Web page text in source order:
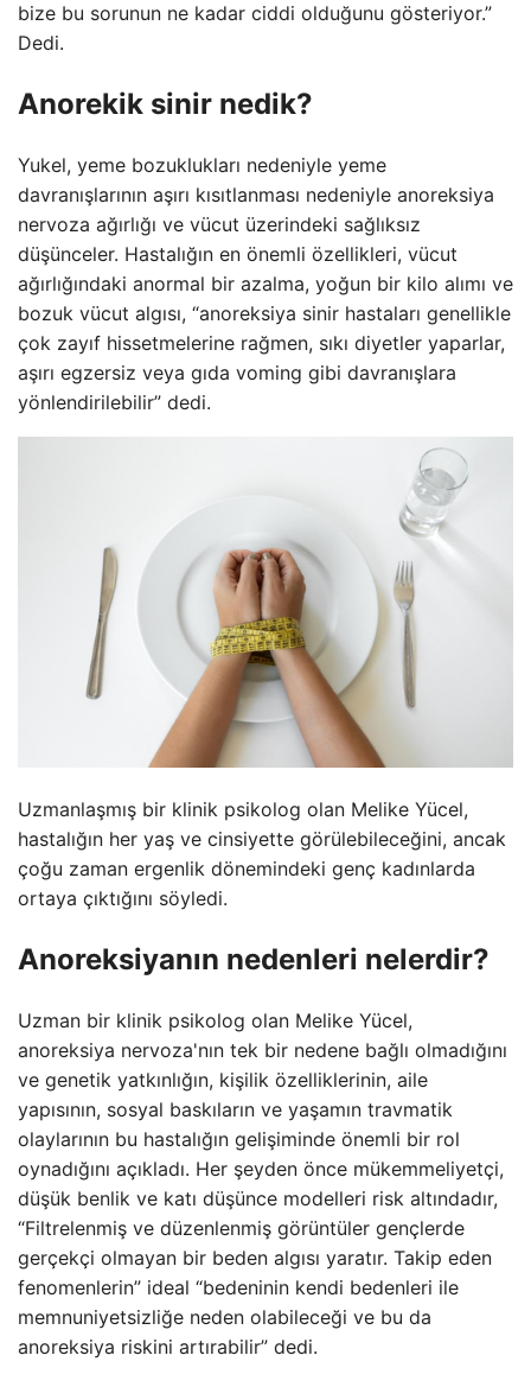
bize bu sorunun ne kadar ciddi olduğunu gösteriyor.”
Dedi.
Anorekik sinir nedik?
Yukel, yeme bozuklukları nedeniyle yeme
davranışlarının aşırı kısıtlanması nedeniyle anoreksiya
nervoza ağırlığı ve vücut üzerindeki sağlıksız
düşünceler. Hastalığın en önemli özellikleri, vücut
ağırlığındaki anormal bir azalma, yoğun bir kilo alımı ve
bozuk vücut algısı, “anoreksiya sinir hastaları genellikle
çok zayıf hissetmelerine rağmen, sıkı diyetler yaparlar,
aşırı egzersiz veya gıda voming gibi davranışlara
yönlendirilebilir” dedi.
Uzmanlaşmış bir klinik psikolog olan Melike Yücel,
hastalığın her yaş ve cinsiyette görülebileceğini, ancak
çoğu zaman ergenlik dönemindeki genç kadınlarda
ortaya çıktığını söyledi.
Anoreksiyanın nedenleri nelerdir?
Uzman bir klinik psikolog olan Melike Yücel,
anoreksiya nervoza'nın tek bir nedene bağlı olmadığını
ve genetik yatkınlığın, kişilik özelliklerinin, aile
yapısının, sosyal baskıların ve yaşamın travmatik
olaylarının bu hastalığın gelişiminde önemli bir rol
oynadığını açıkladı. Her şeyden önce mükemmeliyetçi,
düşük benlik ve katı düşünce modelleri risk altındadır,
“Filtrelenmiş ve düzenlenmiş görüntüler gençlerde
gerçekçi olmayan bir beden algısı yaratır. Takip eden
fenomenlerin” ideal “bedeninin kendi bedenleri ile
memnuniyetsizliğe neden olabileceği ve bu da
anoreksiya riskini artırabilir” dedi.